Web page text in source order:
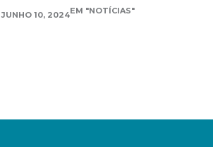
JUNHO 10, 2024EM "NOTÍCIAS"